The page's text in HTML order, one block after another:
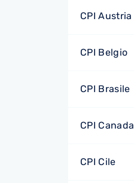
CPI Austria
CPI Belgio
CPI Brasile
CPI Canada
CPI Cile